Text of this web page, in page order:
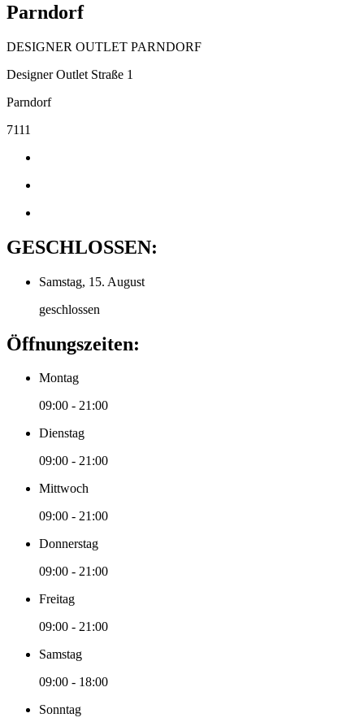
Parndorf
DESIGNER OUTLET PARNDORF
Designer Outlet Straße 1
Parndorf
7111
GESCHLOSSEN:
Samstag, 15. August
geschlossen
Öffnungszeiten:
Montag
09:00 - 21:00
Dienstag
09:00 - 21:00
Mittwoch
09:00 - 21:00
Donnerstag
09:00 - 21:00
Freitag
09:00 - 21:00
Samstag
09:00 - 18:00
Sonntag